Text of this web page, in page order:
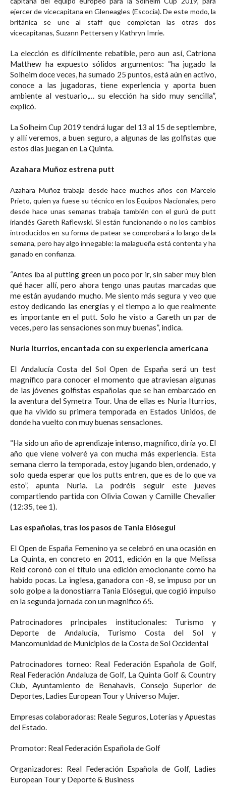
ejercer de vicecapitana en Gleneagles (Escocia). De este modo, la
británica se une al staff que completan las otras dos
vicecapitanas, Suzann Pettersen y Kathryn Imrie.
La elección es difícilmente rebatible, pero aun así, Catriona
Matthew ha expuesto sólidos argumentos: “ha jugado la
Solheim doce veces, ha sumado 25 puntos, está aún en activo,
conoce a las jugadoras, tiene experiencia y aporta buen
ambiente al vestuario,… su elección ha sido muy sencilla”,
explicó.
La Solheim Cup 2019 tendrá lugar del 13 al 15 de septiembre,
y allí veremos, a buen seguro, a algunas de las golfistas que
estos días juegan en La Quinta.
Azahara Muñoz estrena putt
Azahara Muñoz trabaja desde hace muchos años con Marcelo
Prieto, quien ya fuese su técnico en los Equipos Nacionales, pero
desde hace unas semanas trabaja también con el gurú de putt
irlandés Gareth Raflewski. Si están funcionando o no los cambios
introducidos en su forma de patear se comprobará a lo largo de la
semana, pero hay algo innegable: la malagueña está contenta y ha
ganado en confianza.
“Antes iba al putting green un poco por ir, sin saber muy bien
qué hacer allí, pero ahora tengo unas pautas marcadas que
me están ayudando mucho. Me siento más segura y veo que
estoy dedicando las energías y el tiempo a lo que realmente
es importante en el putt. Solo he visto a Gareth un par de
veces, pero las sensaciones son muy buenas”, indica.
Nuria Iturrios, encantada con su experiencia americana
El Andalucía Costa del Sol Open de España será un test
magnífico para conocer el momento que atraviesan algunas
de las jóvenes golfistas españolas que se han embarcado en
la aventura del Symetra Tour. Una de ellas es Nuria Iturrios,
que ha vivido su primera temporada en Estados Unidos, de
donde ha vuelto con muy buenas sensaciones.
“Ha sido un año de aprendizaje intenso, magnífico, diría yo. El
año que viene volveré ya con mucha más experiencia. Esta
semana cierro la temporada, estoy jugando bien, ordenado, y
solo queda esperar que los putts entren, que es de lo que va
esto”, apunta Nuria. La podréis seguir este jueves
compartiendo partida con Olivia Cowan y Camille Chevalier
(12:35, tee 1).
Las españolas, tras los pasos de Tania Elósegui
El Open de España Femenino ya se celebró en una ocasión en
La Quinta, en concreto en 2011, edición en la que Melissa
Reid coronó con el título una edición emocionante como ha
habido pocas. La inglesa, ganadora con -8, se impuso por un
solo golpe a la donostiarra Tania Elósegui, que cogió impulso
en la segunda jornada con un magnifico 65.
Patrocinadores principales institucionales: Turismo y
Deporte de Andalucía, Turismo Costa del Sol y
Mancomunidad de Municipios de la Costa de Sol Occidental
Patrocinadores torneo: Real Federación Española de Golf,
Real Federación Andaluza de Golf, La Quinta Golf & Country
Club, Ayuntamiento de Benahavis, Consejo Superior de
Deportes, Ladies European Tour y Universo Mujer.
Empresas colaboradoras: Reale Seguros, Loterías y Apuestas
del Estado.
Promotor: Real Federación Española de Golf
Organizadores: Real Federación Española de Golf, Ladies
European Tour y Deporte & Business